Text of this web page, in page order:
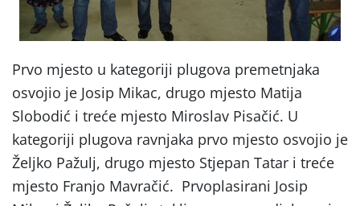
Prvo mjesto u kategoriji plugova premetnjaka
osvojio je Josip Mikac, drugo mjesto Matija
Slobodić i treće mjesto Miroslav Pisačić. U
kategoriji plugova ravnjaka prvo mjesto osvojio je
Željko Pažulj, drugo mjesto Stjepan Tatar i treće
mjesto Franjo Mavračić. Prvoplasirani Josip